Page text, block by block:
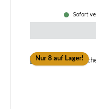
Sofort
Nur 8 auf Lager!